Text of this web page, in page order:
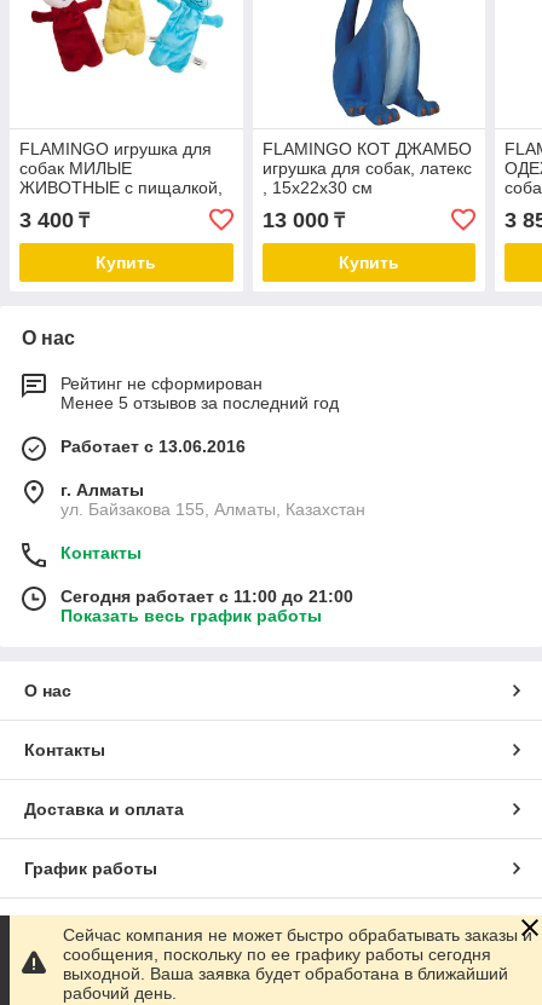
FLAMINGO игрушка для
собак МИЛЫЕ
ЖИВОТНЫЕ с пищалкой,
плюш, 18х4х25 см
3 400 ₸
Купить
FLAMINGO КОТ ДЖАМБО
игрушка для собак, латекс
, 15х22х30 см
13 000₸
Купить
3
О нас
Рейтинг не сформирован
Менее 5 отзывов за последний год
Работает с 13.06.2016
г. Алматы
ул. Байзакова 155, Алматы, Казахстан
Контакты
Сегодня работает с 11:00 до 21:00
Показать весь график работы
О нас
Контакты
Доставка и оплата
График работы
Полная версия сайта
Сайт создан на маркетплейсе Satu.kz
Сейчас компания не может быстро обрабатывать заказы и
сообщения, поскольку по ее графику работы сегодня
выходной. Ваша заявка будет обработана в ближайший
рабочий день.